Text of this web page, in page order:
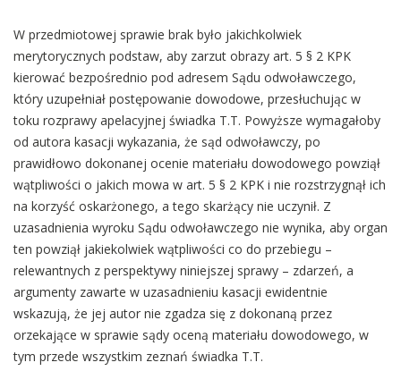
W przedmiotowej sprawie brak było jakichkolwiek
merytorycznych podstaw, aby zarzut obrazy art. 5 § 2 KPK
kierować bezpośrednio pod adresem Sądu odwoławczego,
który uzupełniał postępowanie dowodowe, przesłuchując w
toku rozprawy apelacyjnej świadka T.T. Powyższe wymagałoby
od autora kasacji wykazania, że sąd odwoławczy, po
prawidłowo dokonanej ocenie materiału dowodowego powziął
wątpliwości o jakich mowa w art. 5 § 2 KPK i nie rozstrzygnął ich
na korzyść oskarżonego, a tego skarżący nie uczynił. Z
uzasadnienia wyroku Sądu odwoławczego nie wynika, aby organ
ten powziął jakiekolwiek wątpliwości co do przebiegu –
relewantnych z perspektywy niniejszej sprawy – zdarzeń, a
argumenty zawarte w uzasadnieniu kasacji ewidentnie
wskazują, że jej autor nie zgadza się z dokonaną przez
orzekające w sprawie sądy oceną materiału dowodowego, w
tym przede wszystkim zeznań świadka T.T.